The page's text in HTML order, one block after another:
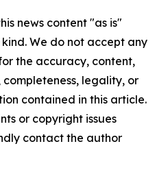
news content "as is"
We do not accept any
the accuracy, content,
completeness, legality, or
contained in this article.
or copyright issues
contact the author